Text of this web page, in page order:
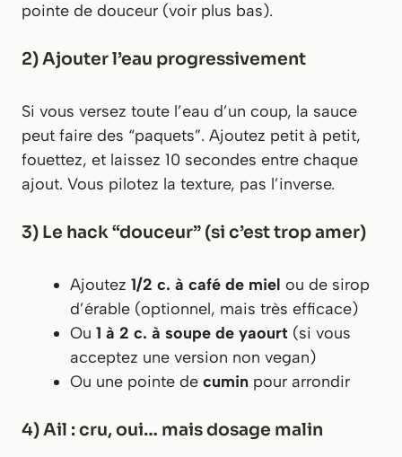
pointe de douceur (voir plus bas).
2) Ajouter l’eau progressivement
Si vous versez toute l’eau d’un coup, la sauce
peut faire des “paquets”. Ajoutez petit à petit,
fouettez, et laissez 10 secondes entre chaque
ajout. Vous pilotez la texture, pas l’inverse.
3) Le hack “douceur” (si c’est trop amer)
Ajoutez 1/2 c. à café de miel ou de sirop
d’érable (optionnel, mais très efficace)
Ou 1 à 2 c. à soupe de yaourt (si vous
acceptez une version non vegan)
Ou une pointe de cumin pour arrondir
4) Ail : cru, oui… mais dosage malin